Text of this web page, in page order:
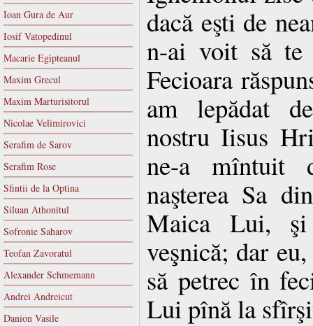
Ioan Gura de Aur
Iosif Vatopedinul
Macarie Egipteanul
Maxim Grecul
Maxim Marturisitorul
Nicolae Velimirovici
Serafim de Sarov
Serafim Rose
Sfintii de la Optina
Siluan Athonitul
Sofronie Saharov
Teofan Zavoratul
Alexander Schmemann
Andrei Andreicut
Danion Vasile
dacă eşti de
n-ai voit să te
Fecioara
am lepădat
nostru Iisus
ne-a mîntuit
naşterea Sa
Maica Lui, şi
veşnică; dar
să petrec în
Lui pînă la